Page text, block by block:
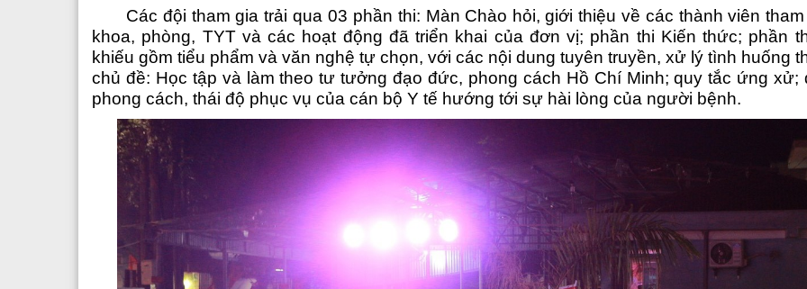
Bảo hiểm y tế
Y Học Cổ Truyền
Tác hại thuốc lá
Cơ sở tư nhân
Bệnh viện đa khoa tỉnh
Bệnh viện YHCT
DS Người hành nghề TYT
Trạm
Trung tâm Kiểm soát
BVĐK Nậm Nhùn
BVĐK Mường Tè
Công bố đủ điều kiện sản xuất trang
Danh sách cơ sở hành nghề y dược
Danh sách cơ sở hành
DS cơ sở hành nghề
Hành nghề Dược
Công bố đủ điều kiện khám sức khỏe
Công bố cơ sở hướng dẫn thực hành
Các đội tham gia trải qua 03 phần thi: Màn Chào hỏi, giới thiệu về các thành viên
khoa, phòng, TYT và các hoạt động đã triển khai của đơn vị; phần thi Kiến thức; phần
khiếu gồm tiểu phẩm và văn nghệ tự chọn, với các nội dung tuyên truyền, xử lý tình huống
chủ đề: Học tập và làm theo tư tưởng đạo đức, phong cách Hồ Chí Minh; quy tắc ứng xử;
phong cách, thái độ phục vụ của cán bộ Y tế hướng tới sự hài lòng của người bệnh.